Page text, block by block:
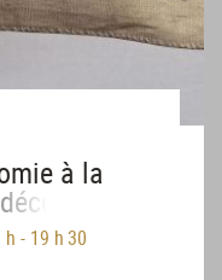
à la
avant
h - 19 h 30